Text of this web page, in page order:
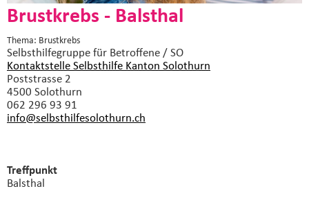
Brustkrebs - Balsthal
Thema: Brustkrebs
Selbsthilfegruppefür Betroffene / SO
Kontaktstelle Selbsthilfe Kanton Solothurn
Poststrasse 2
4500 Solothurn
062 296 93 91
info@selbsthilfesolothurn.ch
Treffpunkt
Balsthal